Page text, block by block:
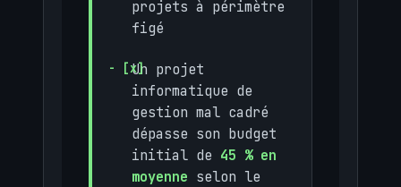
projets à périmètre
figé
Un projet
informatique de
gestion mal cadré
dépasse son budget
initial de 45 % en
moyenne selon le